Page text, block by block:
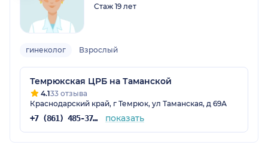
Стаж 19 лет
гинеколог Взрослый
Темрюкская ЦРБ на Таманской
4.133 отзыва
Краснодарский край, г Темрюк, ул Таманская, д 69А
+7 (861) 485-37-14 показать